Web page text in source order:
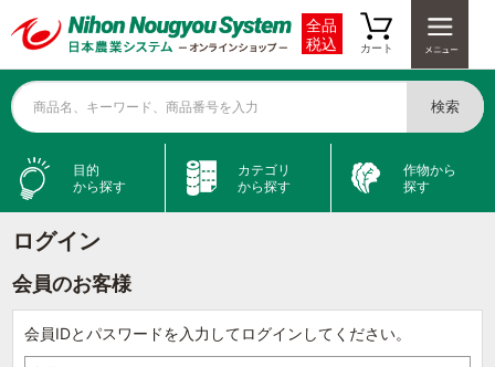
全品
税込
カート
商品名、キーワード、商品番号を入力 検索
目的
から探す
カテゴリ
から探す
作物から
探す
ログイン
会員のお客様
会員IDとパスワードを入力してログインしてください。